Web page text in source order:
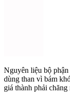
Nguyên liệu bộ
dùng than vì bám
giá thành phải chăng